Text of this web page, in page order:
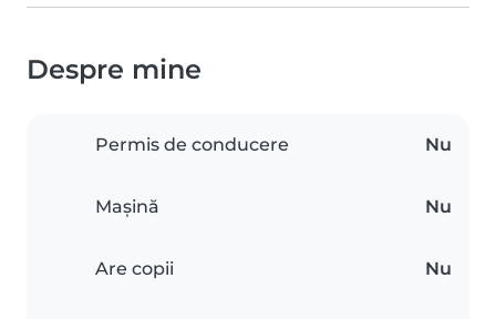
Despre mine
Permis de conducere Nu
Mașină Nu
Are copii Nu